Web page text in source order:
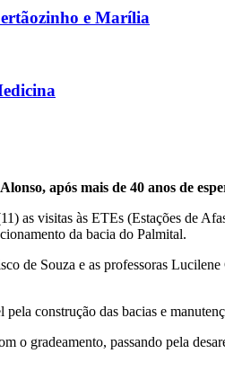
e Marília
após mais de 40 anos de
as visitas às ETEs (Estações de
da bacia do Palmital.
de Souza e as professoras
construção das bacias e
o gradeamento, passando pela